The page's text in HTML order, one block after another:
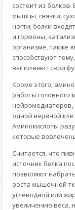
состоит из
мышцы, связки,
ногти; белки
и гормоны,
организме, также
способствуют
выполняют свои
Кроме этого,
работы головного
нейромедиаторов,
одной нервной
Аминокислоты
которые
Считается, что
источник белка
позволяют
роста мышечной
углеводной или
увеличению веса,